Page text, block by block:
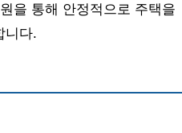
을 통해 안정적으로 주택을
니다.